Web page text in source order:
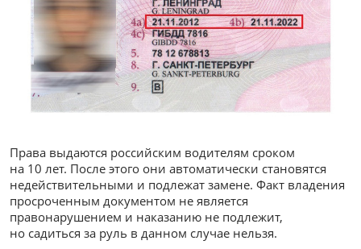
Права выдаются российским водителям сроком
на 10 лет. После этого они автоматически становятся
недействительными и подлежат замене. Факт владения
просроченным документом не является
правонарушением и наказанию не подлежит,
но садиться за руль в данном случае нельзя.